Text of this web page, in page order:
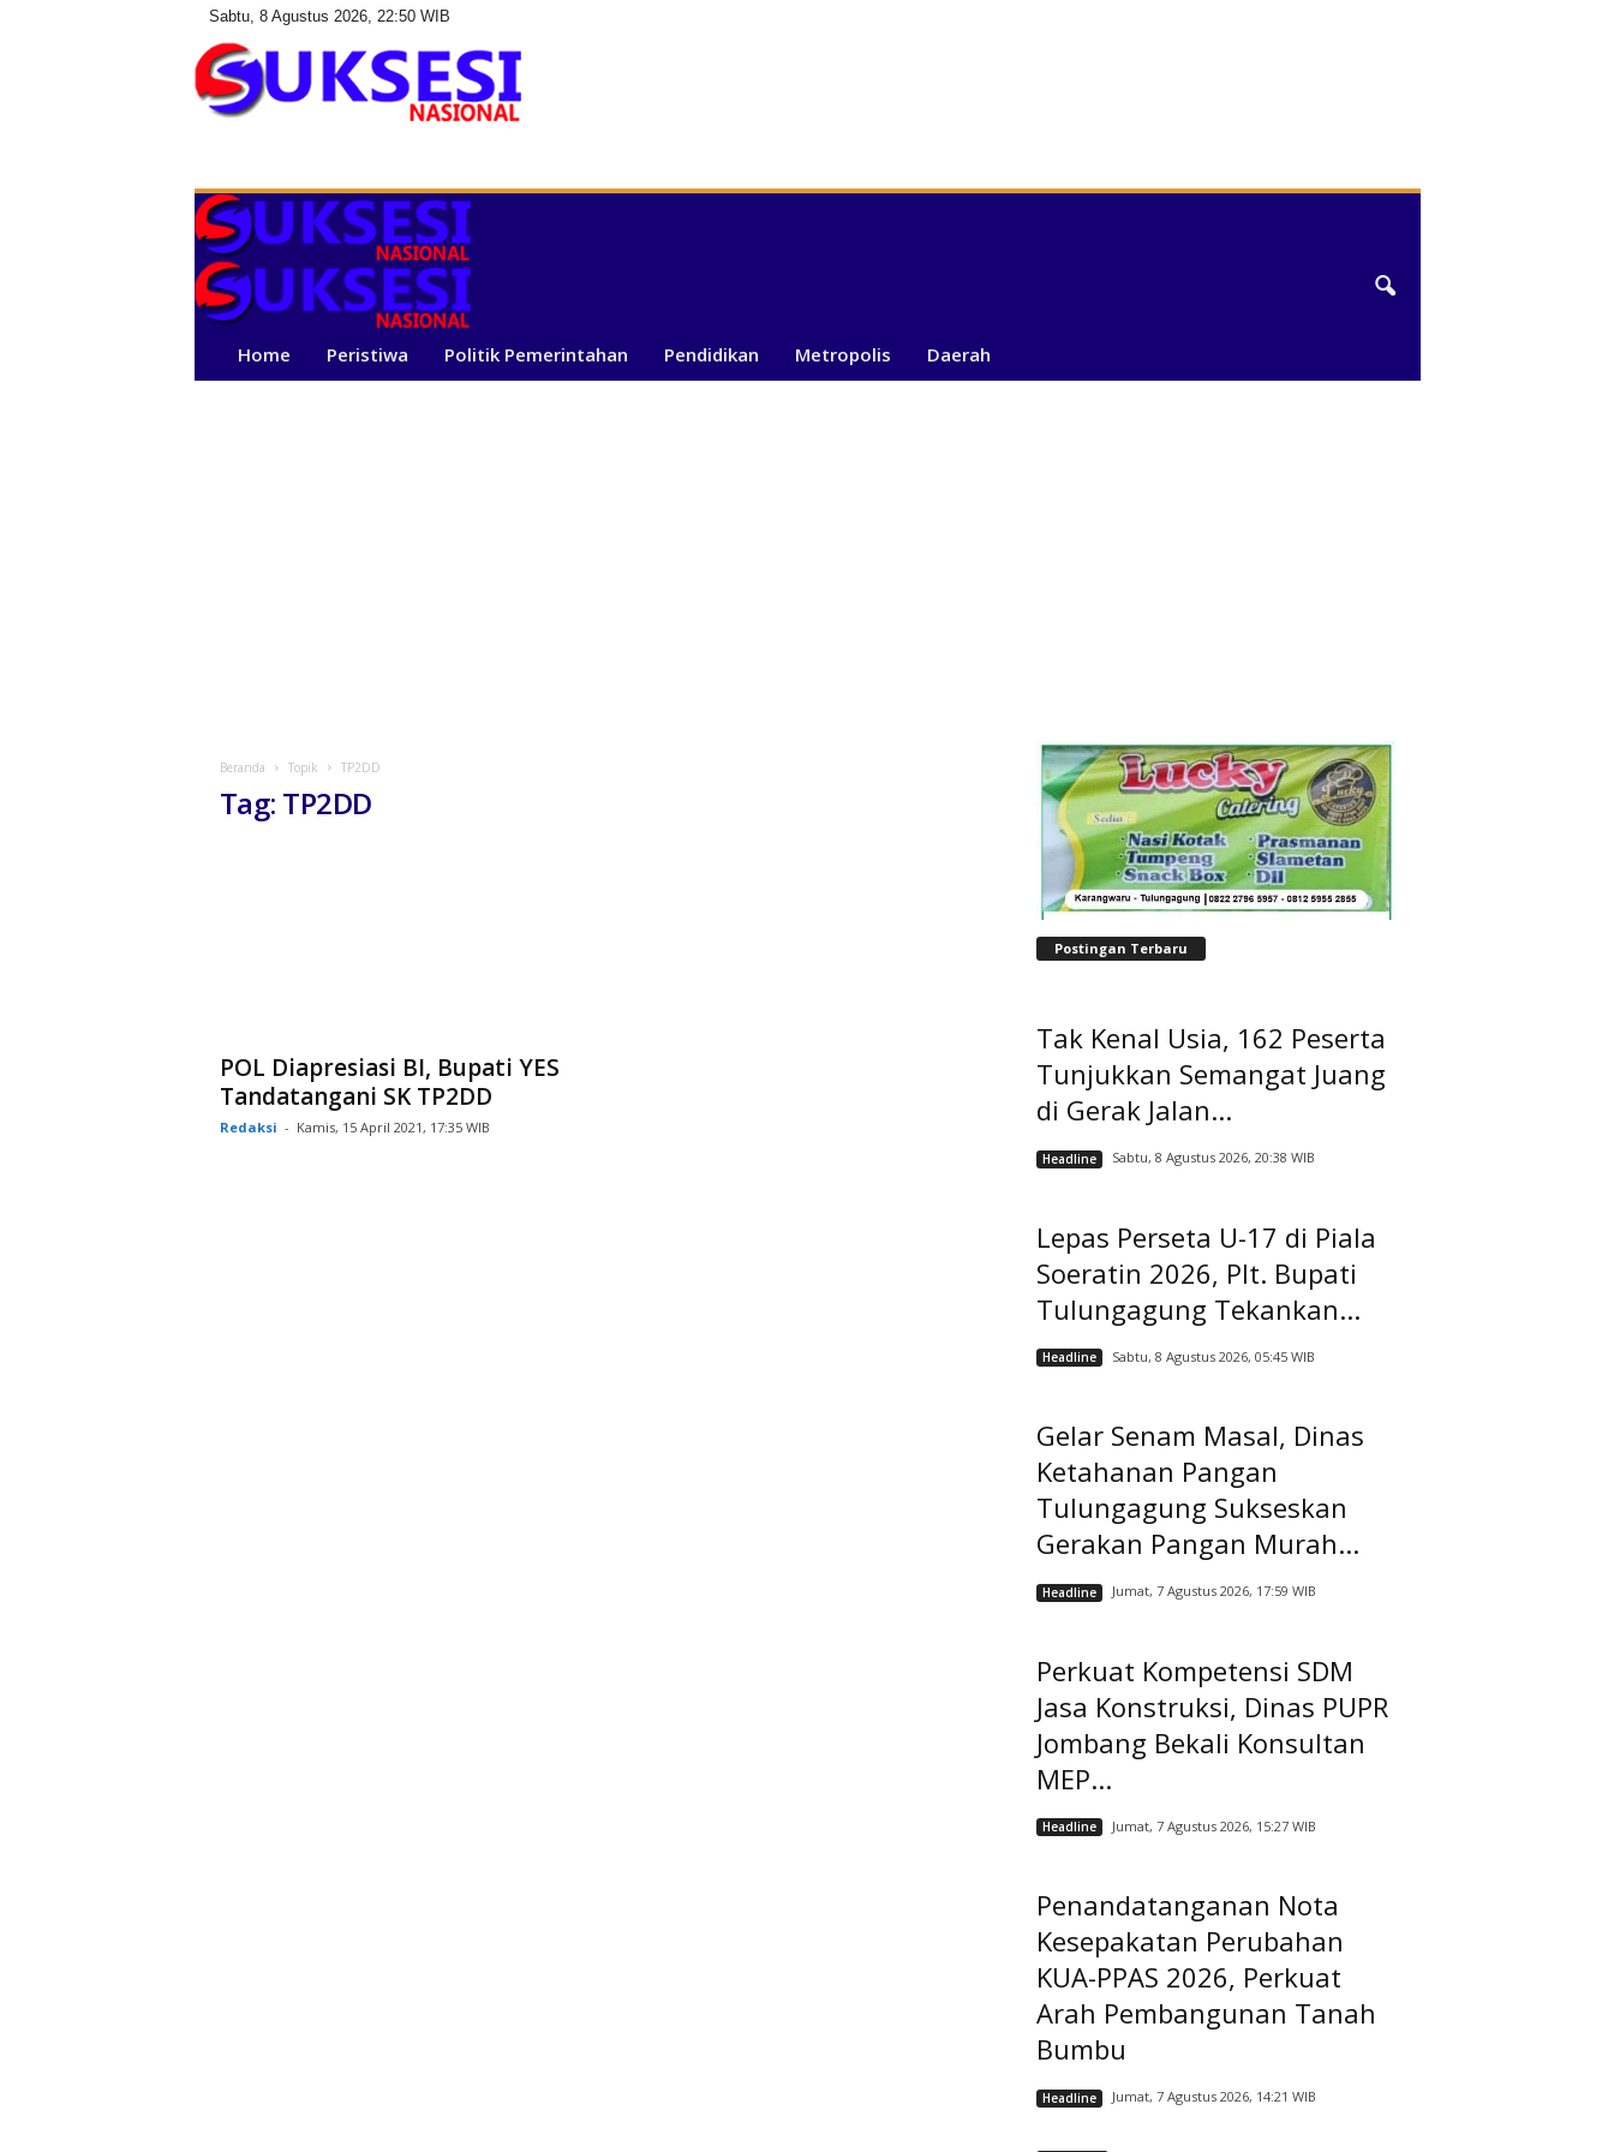
Sabtu, 8 Agustus 2026, 22:50 WIB
s
e
i
N
i
Home Peristiwa Politik Pemerintahan Pendidikan Metropolis Daerah
Beranda Topik TP2DD
Tag: TP2DD
POL Diapresiasi BI, Bupati YES
Tandatangani SK TP2DD
Redaksi - Kamis, 15 April 2021, 17:35 WIB
Postingan Terbaru
Tak Kenal Usia, 162 Peserta
Tunjukkan Semangat Juang
di Gerak Jalan...
Headline Sabtu, 8 Agustus 2026, 20:38 WIB
Lepas Perseta U-17 di Piala
Soeratin 2026, Plt. Bupati
Tulungagung Tekankan...
Headline Sabtu, 8 Agustus 2026, 05:45 WIB
Gelar Senam Masal, Dinas
Ketahanan Pangan
Tulungagung Sukseskan
Gerakan Pangan Murah...
Headline Jumat, 7 Agustus 2026, 17:59 WIB
Perkuat Kompetensi SDM
Jasa Konstruksi, Dinas PUPR
Jombang Bekali Konsultan
MEP...
Headline Jumat, 7 Agustus 2026, 15:27 WIB
Penandatanganan Nota
Kesepakatan Perubahan
KUA-PPAS 2026, Perkuat
Arah Pembangunan Tanah
Bumbu
Headline Jumat, 7 Agustus 2026, 14:21 WIB